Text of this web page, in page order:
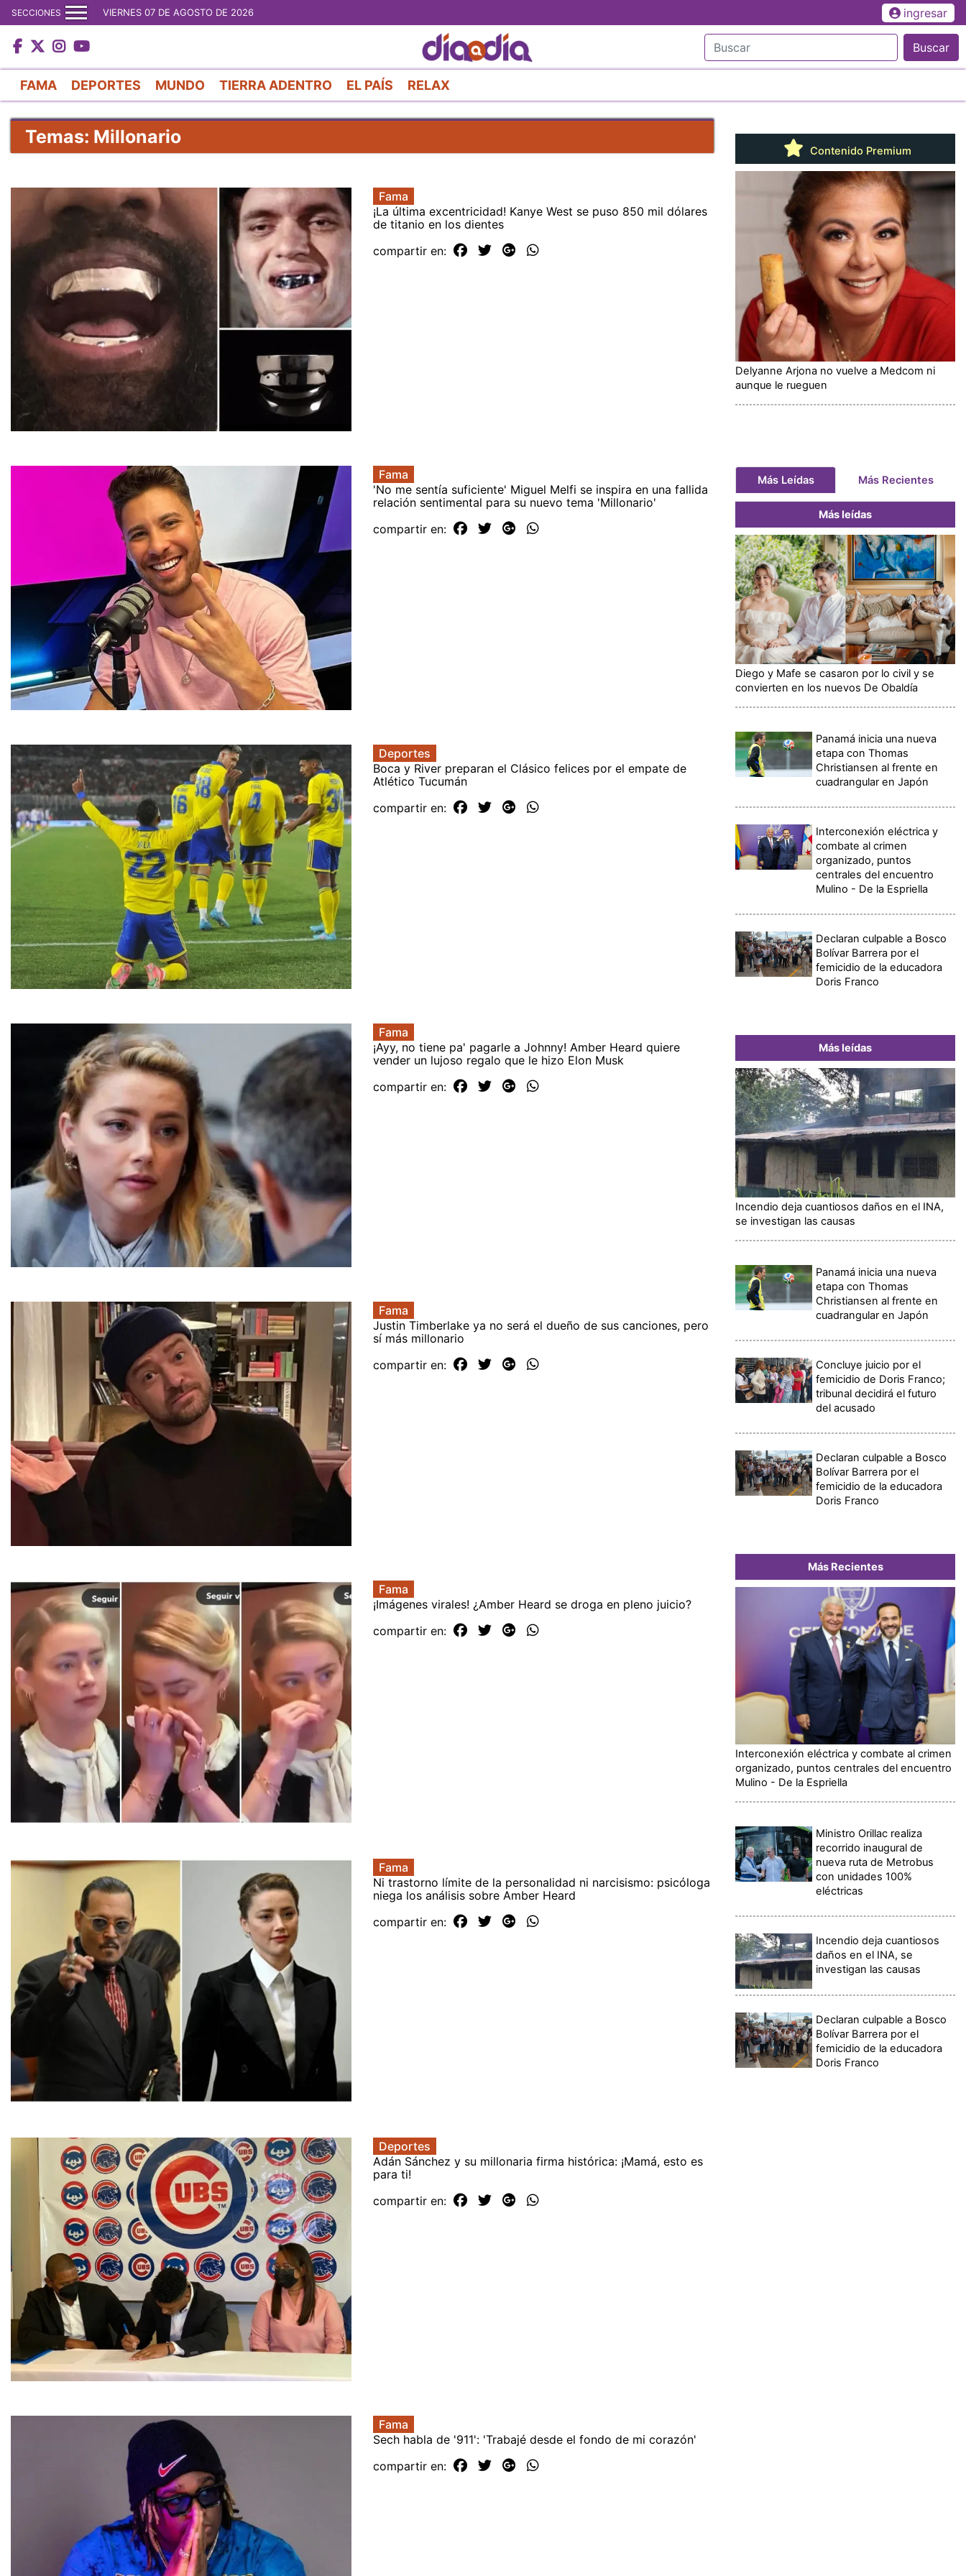
al
contenido
principal
SECCIONES VIERNES 07 DE AGOSTO DE 2026 ingresar
Buscar
FAMA DEPORTES MUNDO TIERRA ADENTRO EL PAÍS RELAX
Temas: Millonario
Fama
¡La última excentricidad! Kanye West se puso 850 mil dólares
de titanio en los dientes
compartir en:
Fama
'No me sentía suficiente' Miguel Melfi se inspira en una fallida
relación sentimental para su nuevo tema 'Millonario'
compartir en:
Deportes
Boca y River preparan el Clásico felices por el empate de
Atlético Tucumán
compartir en:
Fama
¡Ayy, no tiene pa' pagarle a Johnny! Amber Heard quiere
vender un lujoso regalo que le hizo Elon Musk
compartir en:
Fama
Justin Timberlake ya no será el dueño de sus canciones, pero
sí más millonario
compartir en:
Fama
¡Imágenes virales! ¿Amber Heard se droga en pleno juicio?
compartir en:
Fama
Ni trastorno límite de la personalidad ni narcisismo: psicóloga
niega los análisis sobre Amber Heard
compartir en:
Deportes
Adán Sánchez y su millonaria firma histórica: ¡Mamá, esto es
para ti!
compartir en:
Fama
Sech habla de '911': 'Trabajé desde el fondo de mi corazón'
compartir en:
Contenido Premium
Delyanne Arjona no vuelve a Medcom ni
aunque le rueguen
Más Leídas Más Recientes
Más leídas
Diego y Mafe se casaron por lo civil y se
convierten en los nuevos De Obaldía
Panamá inicia una nueva
etapa con Thomas
Christiansen al frente en
cuadrangular en Japón
Interconexión eléctrica y
combate al crimen
organizado, puntos
centrales del encuentro
Mulino - De la Espriella
Declaran culpable a Bosco
Bolívar Barrera por el
femicidio de la educadora
Doris Franco
Más leídas
Incendio deja cuantiosos daños en el INA,
se investigan las causas
Panamá inicia una nueva
etapa con Thomas
Christiansen al frente en
cuadrangular en Japón
Concluye juicio por el
femicidio de Doris Franco;
tribunal decidirá el futuro
del acusado
Declaran culpable a Bosco
Bolívar Barrera por el
femicidio de la educadora
Doris Franco
Más Recientes
Interconexión eléctrica y combate al crimen
organizado, puntos centrales del encuentro
Mulino - De la Espriella
Ministro Orillac realiza
recorrido inaugural de
nueva ruta de Metrobus
con unidades 100%
eléctricas
Incendio deja cuantiosos
daños en el INA, se
investigan las causas
Declaran culpable a Bosco
Bolívar Barrera por el
femicidio de la educadora
Doris Franco